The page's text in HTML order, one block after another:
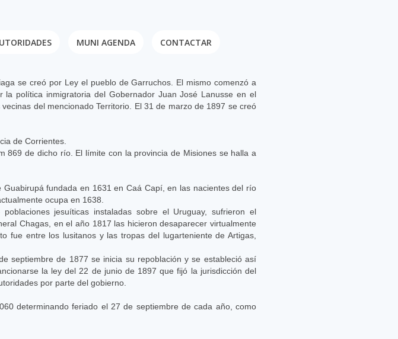
MUNI AGENDA CONTACTAR
se creó por Ley el pueblo de Garruchos. El mismo comenzó a
política inmigratoria del Gobernador Juan José Lanusse en el
del mencionado Territorio. El 31 de marzo de 1897 se creó
de Corrientes.
869 de dicho río. El límite con la provincia de Misiones se halla a
fundada en 1631 en Caá Capí, en las nacientes del río
ocupa en 1638.
jesuíticas instaladas sobre el Uruguay, sufrieron el
Chagas, en el año 1817 las hicieron desaparecer virtualmente
fue entre los lusitanos y las tropas del lugarteniente de Artigas,
septiembre de 1877 se inicia su repoblación y se estableció así
la ley del 22 de junio de 1897 que fijó la jurisdicción del
por parte del gobierno.
determinando feriado el 27 de septiembre de cada año, como